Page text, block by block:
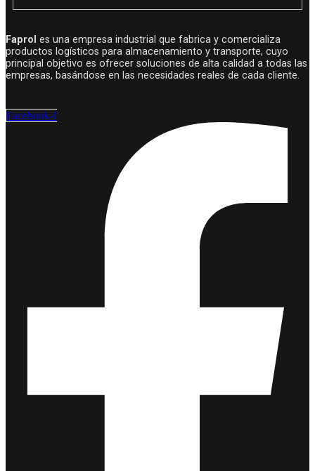
Faprol es una empresa industrial que fabrica y comercializa
productos logísticos para almacenamiento y transporte, cuyo
principal objetivo es ofrecer soluciones de alta calidad a todas las
empresas, basándose en las necesidades reales de cada cliente.
Facebook-f